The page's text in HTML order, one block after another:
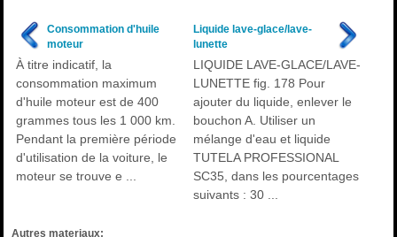
Consommation d'huile
moteur
À titre indicatif, la
consommation maximum
d'huile moteur est de 400
grammes tous les 1 000 km.
Pendant la première période
d'utilisation de la voiture, le
moteur se trouve e ...
Liquide lave-glace/lave-
lunette
LIQUIDE LAVE-GLACE/LAVE-
LUNETTE fig. 178 Pour
ajouter du liquide, enlever le
bouchon A. Utiliser un
mélange d'eau et liquide
TUTELA PROFESSIONAL
SC35, dans les pourcentages
suivants : 30 ...
Autres materiaux: